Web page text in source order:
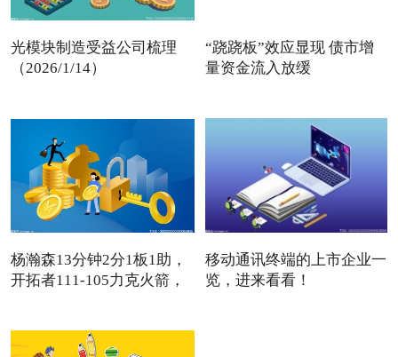
光模块制造受益公司梳理
（2026/1/14）
“跷跷板”效应显现 债市增
量资金流入放缓
杨瀚森13分钟2分1板1助，
开拓者111-105力克火箭，
移动通讯终端的上市企业一
览，进来看看！